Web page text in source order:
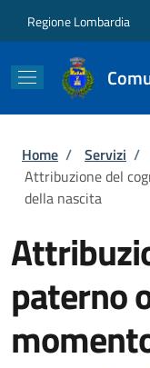
Regione Lombardia
Briciole
Home / Servizi /
Attribuzione del
della nascita
paterno